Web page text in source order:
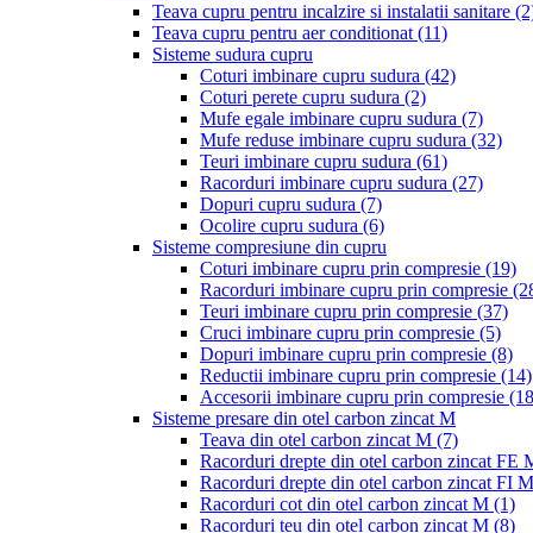
Teava cupru pentru incalzire si instalatii sanitare
Teava cupru pentru aer conditionat (11)
Sisteme sudura cupru
Coturi imbinare cupru sudura (42)
Coturi perete cupru sudura (2)
Mufe egale imbinare cupru sudura (7)
Mufe reduse imbinare cupru sudura (32)
Teuri imbinare cupru sudura (61)
Racorduri imbinare cupru sudura (27)
Dopuri cupru sudura (7)
Ocolire cupru sudura (6)
Sisteme compresiune din cupru
Coturi imbinare cupru prin compresie (19)
Racorduri imbinare cupru prin compresie
Teuri imbinare cupru prin compresie (37)
Cruci imbinare cupru prin compresie (5)
Dopuri imbinare cupru prin compresie (8)
Reductii imbinare cupru prin compresie (14)
Accesorii imbinare cupru prin compresie
Sisteme presare din otel carbon zincat M
Teava din otel carbon zincat M (7)
Racorduri drepte din otel carbon zincat FE
Racorduri drepte din otel carbon zincat FI M
Racorduri cot din otel carbon zincat M (1)
Racorduri teu din otel carbon zincat M (8)